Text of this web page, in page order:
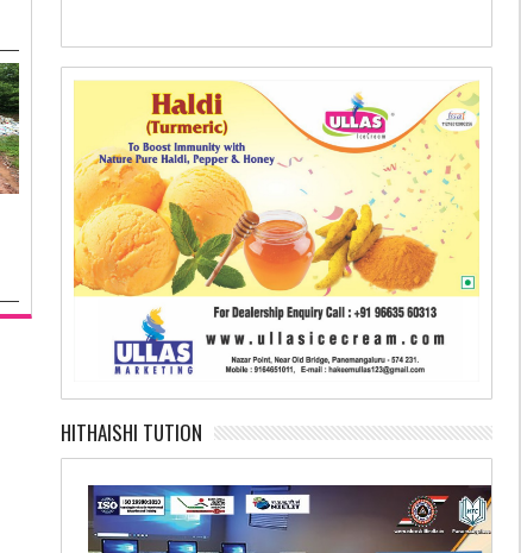
HITHAISHI TUTION